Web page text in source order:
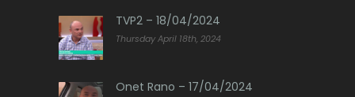
TVP2 – 18/04/2024
Thursday April 18th, 2024
Onet Rano – 17/04/2024